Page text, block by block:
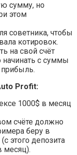
сумму, но
этом
советника, чтобы
котировок.
на свой счёт
с суммы
Profit:
1000$ в месяц
счёте должно
беру в
этого депозита
месяц).